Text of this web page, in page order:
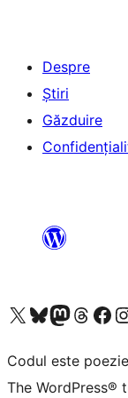
Despre
Știri
Găzduire
Mergi la contul nostru X (fost Twitter)
Vizitează contul nostru Bluesky
Vizitează contul nostru
Vizitează contul
Vizitează
Codul este
The WordPress®